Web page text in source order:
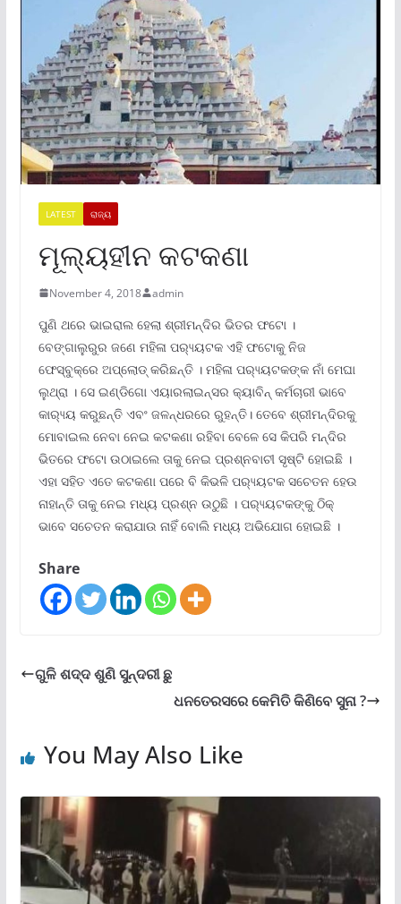
LATEST ରାଜ୍ୟ
ମୂଲ୍ୟହୀନ କଟକଣା
November 4, 2018 admin
ପୁଣି ଥରେ ଭାଇରାଲ ହେଲା ଶ୍ରୀମନ୍ଦିର ଭିତର ଫଟୋ ।
ବେଙ୍ଗାଲୁରୁର ଜଣେ ମହିଳା ପର‌୍ୟ୍ୟଟକ ଏହି ଫଟୋକୁ ନିଜ
ଫେସ୍ବୁକ୍ରେ ଅପ୍ଲୋଡ୍ କରିଛନ୍ତି । ମହିଳା ପର‌୍ୟ୍ୟଟକଙ୍କ ନାଁ ମେଘା
ଲୁଥ୍ରା । ସେ ଇଣ୍ଡିଗୋ ଏୟାରଲାଇନ୍ସର କ୍ୟାବିନ୍ କର୍ମଚାରୀ ଭାବେ
କାର‌୍ୟ୍ୟ କରୁଛନ୍ତି ଏବଂ ଜଳନ୍ଧରରେ ରୁହନ୍ତି। ତେବେ ଶ୍ରୀମନ୍ଦିରକୁ
ମୋବାଇଲ ନେବା ନେଇ କଟକଣା ରହିବା ବେଳେ ସେ କିପରି ମନ୍ଦିର
ଭିତରେ ଫଟୋ ଉଠାଇଲେ ତାକୁ ନେଇ ପ୍ରଶ୍ନବାଚୀ ସୃଷ୍ଟି ହୋଇଛି ।
ଏହା ସହିତ ଏତେ କଟକଣା ପରେ ବି କିଭଳି ପର‌୍ୟ୍ୟଟକ ସଚେତନ ହେଉ
ନାହାନ୍ତି ତାକୁ ନେଇ ମଧ୍ୟ ପ୍ରଶ୍ନ ଉଠୁଛି । ପର‌୍ୟ୍ୟଟକଙ୍କୁ ଠିକ୍
ଭାବେ ସଚେତନ କରାଯାଉ ନାହିଁ ବୋଲି ମଧ୍ୟ ଅଭିଯୋଗ ହୋଇଛି ।
Share
ଗୁଳି ଶଦ୍ଦ ଶୁଣି ସୁନ୍ଦରୀ ଛୁ
ଧନତେରସରେ କେମିତି କିଣିବେ ସୁନା ?
You May Also Like